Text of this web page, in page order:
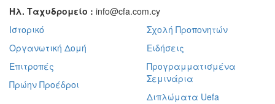
Ηλ. Ταχυδρομείο : info@cfa.com.cy
Ιστορικό
Οργανωτική Δομή
Επιτροπές
Πρώην Προέδροι
Σχολή Προπονητών
Ειδήσεις
Προγραμματισμένα
Σεμινάρια
Διπλώματα Uefa